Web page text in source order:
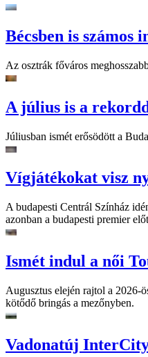
Bécsben is számos
Az osztrák főváros
A július is a
Júliusban ismét erősödött a
Vígjátékokat visz
A budapesti Centrál Színház
azonban a budapesti premier
Ismét indul a női
Augusztus elején rajtol a 2026-
kötődő bringás a mezőnyben.
Vadonatúj